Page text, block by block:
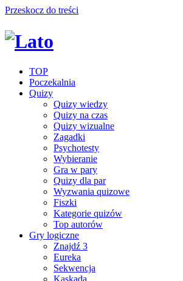
Przeskocz do treści
TOP
Poczekalnia
Quizy
Quizy wiedzy
Quizy na czas
Quizy wizualne
Zagadki
Psychotesty
Wybieranie
Gra w pary
Quizy dla par
Wyzwania quizowe
Fiszki
Kategorie quizów
Top autorów
Gry logiczne
Znajdź 3
Eureka
Sekwencja
Kaskada